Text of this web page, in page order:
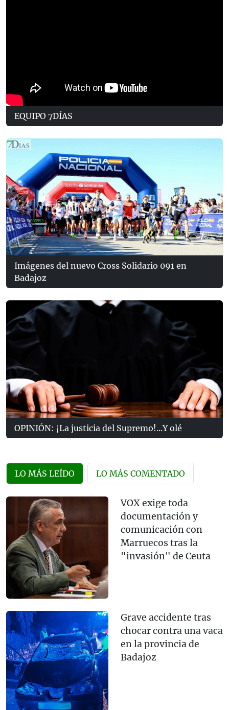
EQUIPO 7DÍAS
Imágenes del nuevo Cross Solidario 091 en
Badajoz
OPINIÓN: ¡La justicia del Supremo!...Y olé
LO MÁS LEÍDO LO MÁS COMENTADO
VOX exige toda
documentación y
comunicación con
Marruecos tras la
"invasión" de Ceuta
Grave accidente tras
chocar contra una vaca
en la provincia de
Badajoz